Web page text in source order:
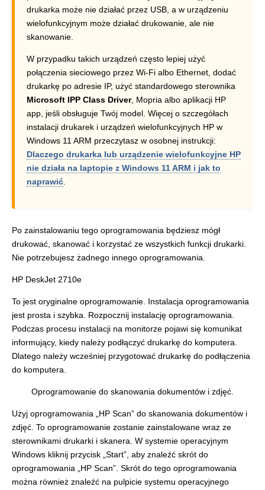
drukarka może nie działać przez USB, a w urządzeniu
wielofunkcyjnym może działać drukowanie, ale nie
skanowanie.
W przypadku takich urządzeń często lepiej użyć
połączenia sieciowego przez Wi-Fi albo Ethernet, dodać
drukarkę po adresie IP, użyć standardowego sterownika
Microsoft IPP Class Driver, Mopria albo aplikacji HP
app, jeśli obsługuje Twój model. Więcej o szczegółach
instalacji drukarek i urządzeń wielofunkcyjnych HP w
Windows 11 ARM przeczytasz w osobnej instrukcji:
Dlaczego drukarka lub urządzenie wielofunkcyjne HP
nie działa na laptopie z Windows 11 ARM i jak to
naprawić
Po zainstalowaniu tego oprogramowania będziesz mógł
drukować, skanować i korzystać ze wszystkich funkcji drukarki.
Nie potrzebujesz żadnego innego oprogramowania.
HP DeskJet 2710e
To jest oryginalne oprogramowanie. Instalacja oprogramowania
jest prosta i szybka. Rozpocznij instalację oprogramowania.
Podczas procesu instalacji na monitorze pojawi się komunikat
informujący, kiedy należy podłączyć drukarkę do komputera.
Dlatego należy wcześniej przygotować drukarkę do podłączenia
do komputera.
Oprogramowanie do skanowania dokumentów i zdjęć.
Użyj oprogramowania „HP Scan” do skanowania dokumentów i
zdjęć. To oprogramowanie zostanie zainstalowane wraz ze
sterownikami drukarki i skanera. W systemie operacyjnym
Windows kliknij przycisk „Start”, aby znaleźć skrót do
oprogramowania „HP Scan”. Skrót do tego oprogramowania
można również znaleźć na pulpicie systemu operacyjnego